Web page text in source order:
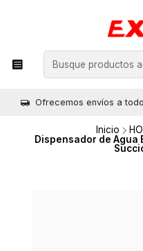
Ofrecemos envíos a
Inicio
Dispensador de Agua